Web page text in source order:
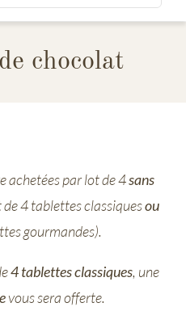
chocolat
achetées par lot de 4sans
de 4 tablettes classiquesou
gourmandes).
4 tablettes classiques, une
vous sera offerte.